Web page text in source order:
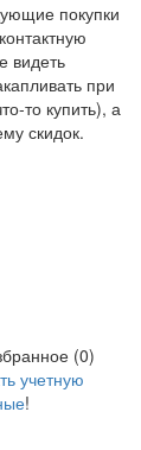
покупки
видеть
при
то купить), а
скидок.
(0)
учетную
!